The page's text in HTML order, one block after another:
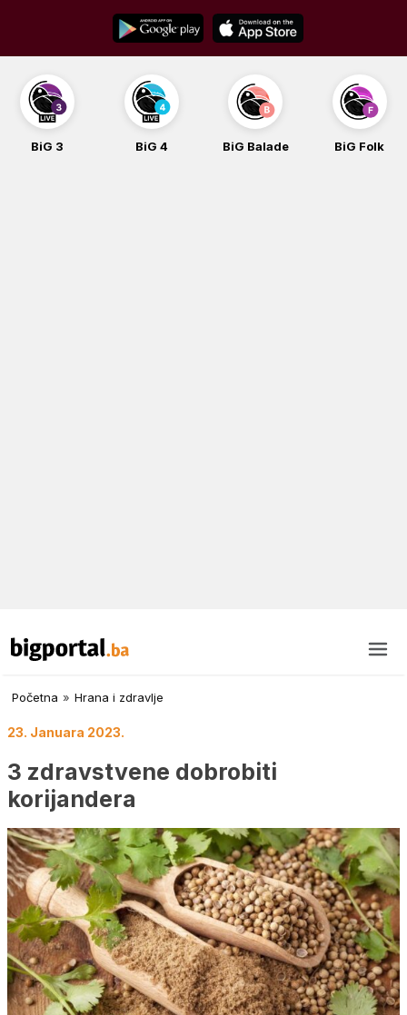
content
BiG Balade BiG Folk
Početna » Hrana i zdravlje
23. Januara 2023.
3 zdravstvene dobrobiti
korijandera